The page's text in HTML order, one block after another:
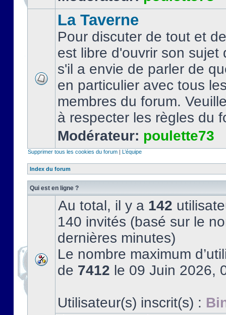
La Taverne
Pour discuter de tout et
est libre d'ouvrir son sujet
s'il a envie de parler de
en particulier avec tous
membres du forum.
à respecter les règles du
Modérateur: poulette73
Supprimer tous les cookies du forum | L’équipe
Index du forum
Qui est en ligne ?
Au total, il y a 142
140 invités (basé sur le
dernières minutes)
Le nombre maximum
de 7412 le 09 Juin 2026,
Utilisateur(s) inscrit(s) :